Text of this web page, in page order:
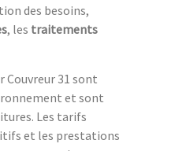
des besoins,
, les traitements
Couvreur 31 sont
et sont
Les tarifs
et les prestations